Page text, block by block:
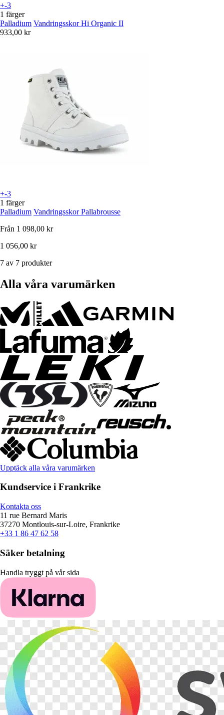
+-3
1 färger
Palladium Vandringsskor Hi Organic II
933,00 kr
+-3
1 färger
Palladium Vandringsskor Pallabrousse
Från 1 098,00 kr
1 056,00 kr
7 av 7 produkter
Alla våra varumärken
Upptäck alla våra varumärken
Kundservice i Frankrike
Kontakta oss
11 rue Bernard Maris
37270 Montlouis-sur-Loire, Frankrike
+33 1 86 47 62 58
Säker betalning
Handla tryggt på vår sida